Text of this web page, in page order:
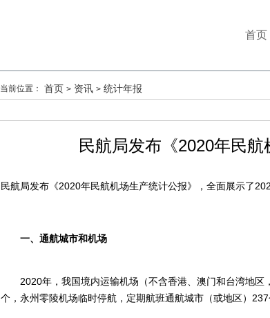
首页
当前位置： 首页 > 资讯 > 统计年报
民航局发布《2020年民航
民航局发布《2020年民航机场生产统计公报》，全面展示了
一、通航城市和机场
2020年，我国境内运输机场（不含香港、澳门和台湾地区
个，永州零陵机场临时停航，定期航班通航城市（或地区）237